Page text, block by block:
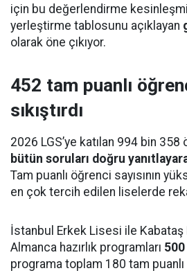
için bu değerlendirme
yerleştirme tablosunu açıklayan
olarak öne çıkıyor.
452 tam puanlı
sıkıştırdı
2026 LGS’ye katılan 994 bin
bütün soruları doğru
Tam puanlı öğrenci sayısının
en çok tercih edilen liselerde
İstanbul Erkek Lisesi ile Kabataş
Almanca hazırlık programları
programa toplam 180 tam